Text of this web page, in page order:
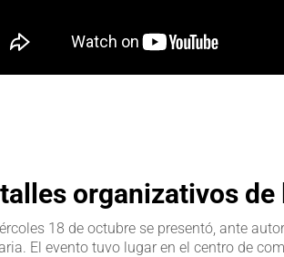
organizativos de
18 de octubre se presentó, ante
El evento tuvo lugar en el centro de